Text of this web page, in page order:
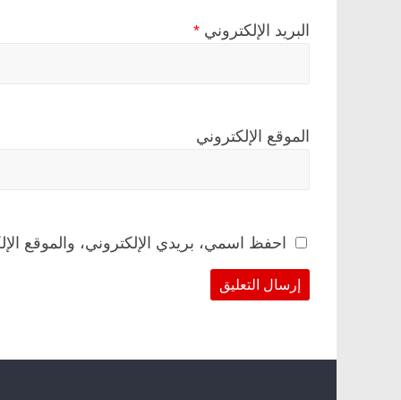
البريد الإلكتروني *
الموقع الإلكتروني
احفظ اسمي، بريدي الإلكتروني، والموقع